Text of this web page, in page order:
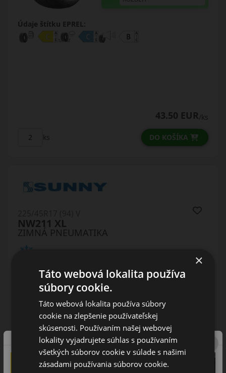
Údaje štítku EPREL:
43.50 EUR/ks
ks DO KOŠÍKA
ZIMNÁ PNEUMATIKA
NW211 XL
AŽ 35€ ZĽAVA NA MONTÁŽ
K NOVEJ SADE
PNEUMATÍK!
Použite kupónový kód
ROZBEH
×
Táto webová lokalita používa
súbory cookie.
Táto webová lokalita používa súbory
cookie na zlepšenie používateľskej
skúsenosti. Používaním našej webovej
lokality vyjadrujete súhlas s používaním
všetkých súborov cookie v súlade s našimi
zásadami používania súborov cookie.